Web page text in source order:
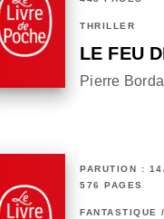
THRILLER
LE FEU
Pierre
PARUTION :
576 PAGES
FANTASTIQUE